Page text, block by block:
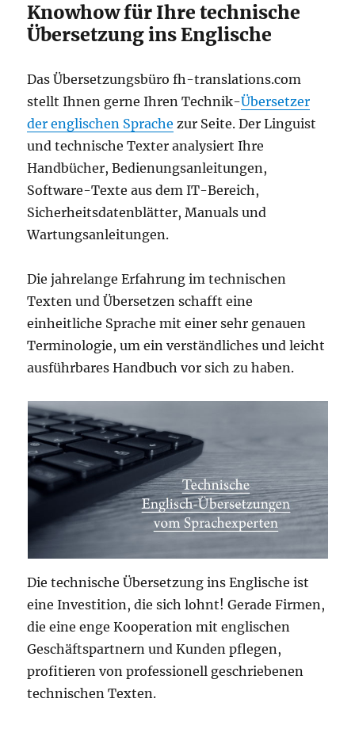
Knowhow für Ihre technische
Übersetzung ins Englische
Das Übersetzungsbüro fh-translations.com
stellt Ihnen gerne Ihren Technik-Übersetzer
der englischen Sprache zur Seite. Der Linguist
und technische Texter analysiert Ihre
Handbücher, Bedienungsanleitungen,
Software-Texte aus dem IT-Bereich,
Sicherheitsdatenblätter, Manuals und
Wartungsanleitungen.
Die jahrelange Erfahrung im technischen
Texten und Übersetzen schafft eine
einheitliche Sprache mit einer sehr genauen
Terminologie, um ein verständliches und leicht
ausführbares Handbuch vor sich zu haben.
Die technische Übersetzung ins Englische ist
eine Investition, die sich lohnt! Gerade Firmen,
die eine enge Kooperation mit englischen
Geschäftspartnern und Kunden pflegen,
profitieren von professionell geschriebenen
technischen Texten.